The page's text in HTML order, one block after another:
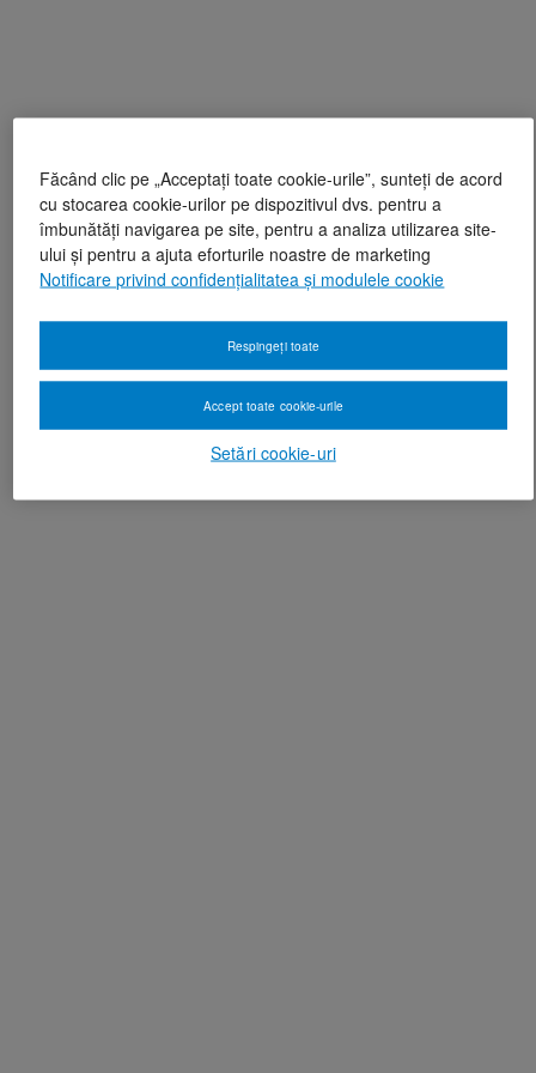
Făcând clic pe „Acceptați toate cookie-urile”, sunteți de acord
cu stocarea cookie-urilor pe dispozitivul dvs. pentru a
îmbunătăți navigarea pe site, pentru a analiza utilizarea site-
ului și pentru a ajuta eforturile noastre de marketing
Notificare privind confidențialitatea și modulele cookie
Setări cookie-uri
Respingeți toate
Accept toate cookie-urile